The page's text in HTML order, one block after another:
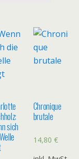
sich
Chronique
brutale
14,80 €